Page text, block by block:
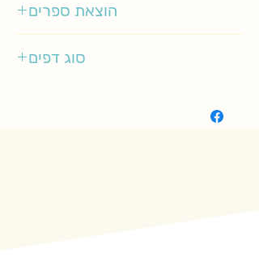
הוצאת ספרים
סוג דפים